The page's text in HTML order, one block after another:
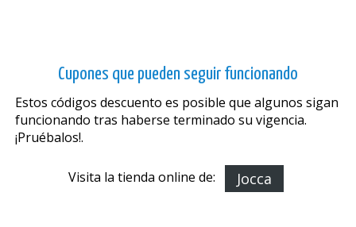
Cupones que pueden seguir funcionando
Estos códigos descuento es posible que algunos sigan
funcionando tras haberse terminado su vigencia.
¡Pruébalos!.
Visita la tienda online de: Jocca